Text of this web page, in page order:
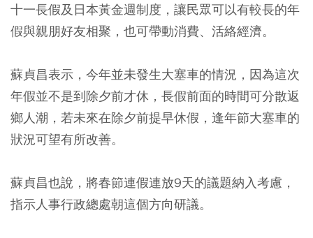
十一長假及日本黃金週制度，讓民眾可以有較長的年
假與親朋好友相聚，也可帶動消費、活絡經濟。
蘇貞昌表示，今年並未發生大塞車的情況，因為這次
年假並不是到除夕前才休，長假前面的時間可分散返
鄉人潮，若未來在除夕前提早休假，逢年節大塞車的
狀況可望有所改善。
蘇貞昌也說，將春節連假連放9天的議題納入考慮，
指示人事行政總處朝這個方向研議。